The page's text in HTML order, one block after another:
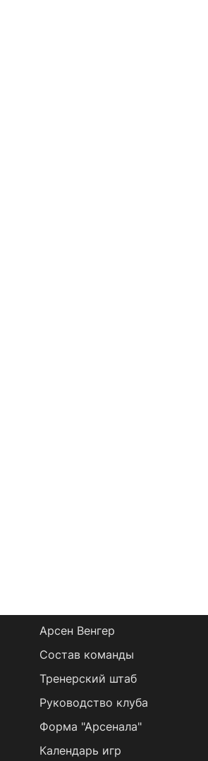
Арсен Венгер
Состав команды
Тренерский штаб
Руководство клуба
Форма "Арсенала"
Календарь игр